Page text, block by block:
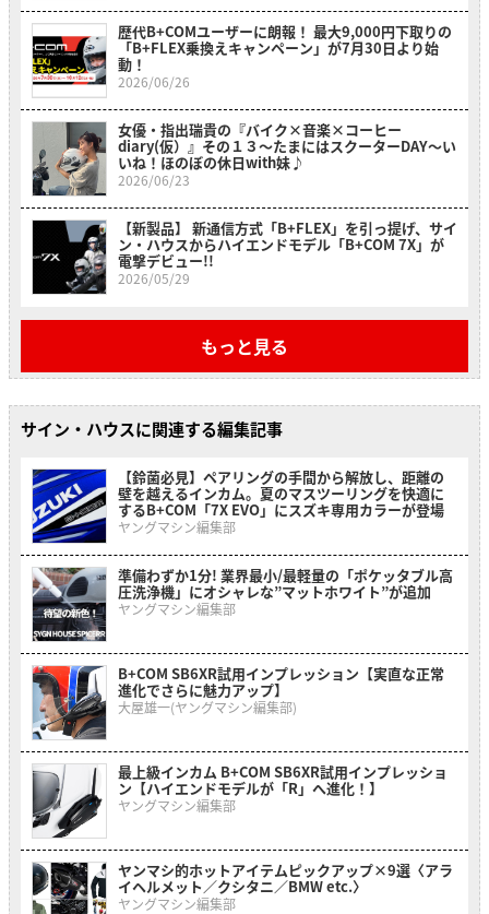
歴代B+COMユーザーに朗報！ 最大9,000円下取りの
「B+FLEX乗換えキャンペーン」が7月30日より始
動！
2026/06/26
女優・指出瑞貴の『バイク×音楽×コーヒー
diary(仮）』その１３〜たまにはスクーターDAY～い
いね！ほのぼの休日with妹♪
2026/06/23
【新製品】 新通信方式「B+FLEX」を引っ提げ、サイ
ン・ハウスからハイエンドモデル「B+COM 7X」が
電撃デビュー!!
2026/05/29
もっと見る
サイン・ハウスに関連する編集記事
【鈴菌必見】ペアリングの手間から解放し、距離の
壁を越えるインカム。夏のマスツーリングを快適に
するB+COM「7X EVO」にスズキ専用カラーが登場
ヤングマシン編集部
準備わずか1分! 業界最小/最軽量の「ポケッタブル高
圧洗浄機」にオシャレな”マットホワイト”が追加
ヤングマシン編集部
B+COM SB6XR試用インプレッション【実直な正常
進化でさらに魅力アップ】
大屋雄一(ヤングマシン編集部)
最上級インカム B+COM SB6XR試用インプレッショ
ン【ハイエンドモデルが「R」へ進化！】
ヤングマシン編集部
ヤンマシ的ホットアイテムピックアップ×9選〈アラ
イヘルメット／クシタニ／BMW etc.〉
ヤングマシン編集部